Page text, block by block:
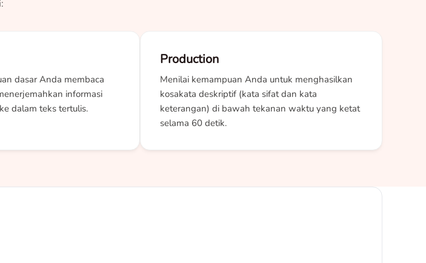
dasar Anda membaca
informasi
dalam teks tertulis.
Production
Menilai kemampuan Anda untuk menghasilkan
kosakata deskriptif (kata sifat dan kata
keterangan) di bawah tekanan waktu yang ketat
selama 60 detik.